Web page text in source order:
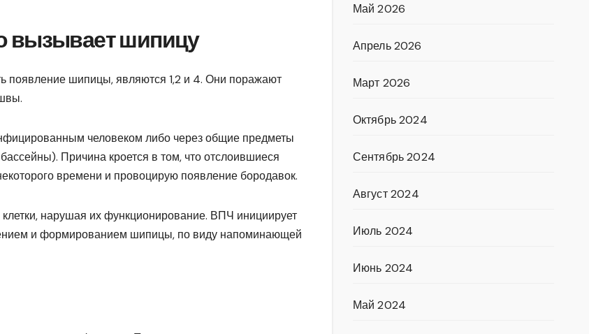
вызывает шипицу
появление шипицы, являются 1,2 и 4. Они поражают
человеком либо через общие предметы
Причина кроется в том, что отслоившиеся
времени и провоцирую появление бородавок.
нарушая их функционирование. ВПЧ инициирует
и формированием шипицы, по виду напоминающей
Май 2026
Апрель 2026
Март 2026
Октябрь 2024
Сентябрь 2024
Август 2024
Июль 2024
Июнь 2024
Май 2024